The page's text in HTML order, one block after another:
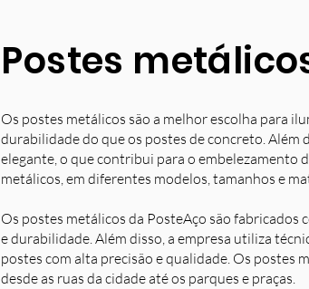
Postes
Os postes metálicos são a melhor escolha para
durabilidade do que os postes de concreto. Além
elegante, o que contribui para o embelezamento
metálicos, em diferentes modelos, tamanhos e
Os postes metálicos da PosteAço são fabricados
e durabilidade. Além disso, a empresa utiliza
postes com alta precisão e qualidade. Os postes
desde as ruas da cidade até os parques e praças.